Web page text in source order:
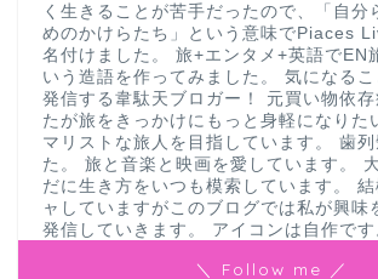
く生きることが苦手だったので、「自分
めのかけらたち」という意味でPiaces
名付けました。 旅+エンタメ+英語でEN
いう造語を作ってみました。 気になるこ
発信する韋駄天ブロガー！ 元買い物依
たが旅をきっかけにもっと身軽になりた
マリストな旅人を目指しています。 歯列
た。 旅と音楽と映画を愛しています。
だに生き方をいつも模索しています。
ャしていますがこのブログでは私が興味
発信していきます。 アイコンは自作です
＼ Follow me ／